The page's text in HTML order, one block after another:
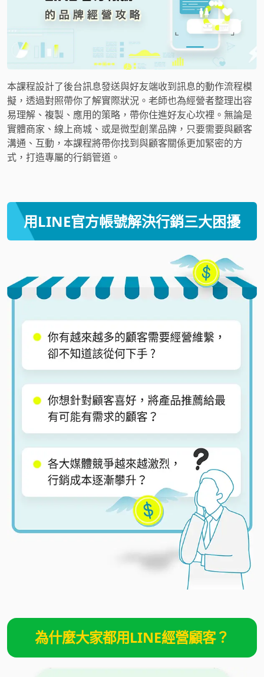
本課程設計了後台訊息發送與好友端收到訊息的動作流程模
擬，透過對照帶你了解實際狀況。老師也為經營者整理出容
易理解、複製、應用的策略，帶你住進好友心坎裡。無論是
實體商家、線上商城、或是微型創業品牌，只要需要與顧客
溝通、互動，本課程將帶你找到與顧客關係更加緊密的方
式，打造專屬的行銷管道。
用LINE官方帳號解決行銷三大困擾
為什麼大家都用LINE經營顧客？